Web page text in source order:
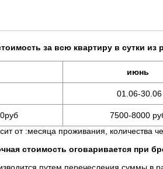
за всю квартиру в сутки из
июнь
01.06-30.06
7500-8000
:месяца проживания, количества
стоимость оговаривается при